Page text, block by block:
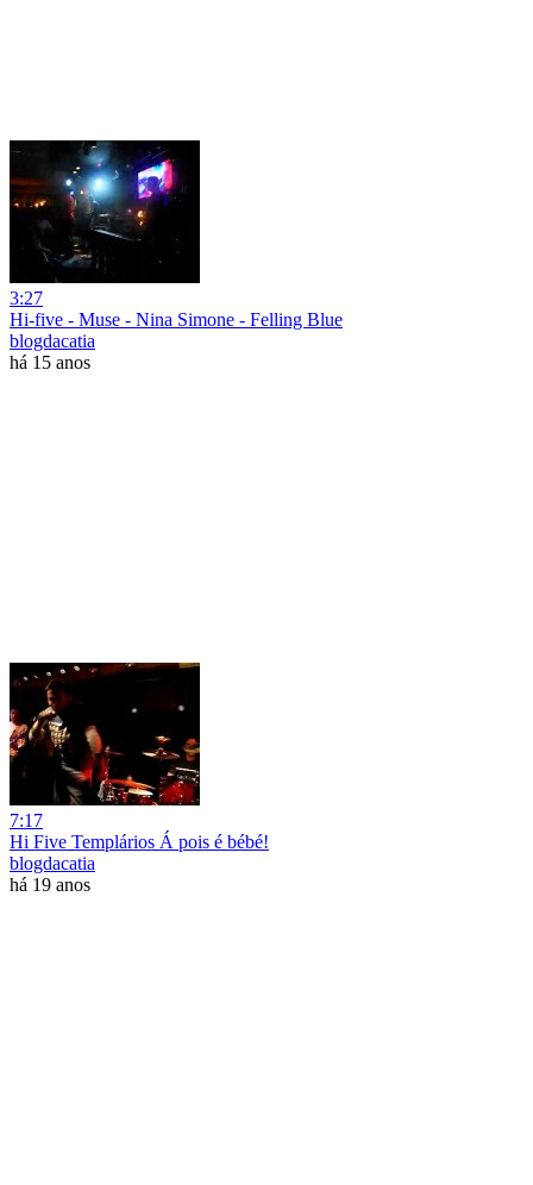
3:27
Hi-five - Muse - Nina Simone - Felling Blue
blogdacatia
há 15 anos
7:17
Hi Five Templários Á pois é bébé!
blogdacatia
há 19 anos